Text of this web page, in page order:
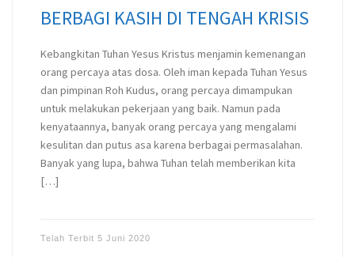
BERBAGI KASIH DI TENGAH KRISIS
Kebangkitan Tuhan Yesus Kristus menjamin kemenangan
orang percaya atas dosa. Oleh iman kepada Tuhan Yesus
dan pimpinan Roh Kudus, orang percaya dimampukan
untuk melakukan pekerjaan yang baik. Namun pada
kenyataannya, banyak orang percaya yang mengalami
kesulitan dan putus asa karena berbagai permasalahan.
Banyak yang lupa, bahwa Tuhan telah memberikan kita
[…]
Telah Terbit 5 Juni 2020